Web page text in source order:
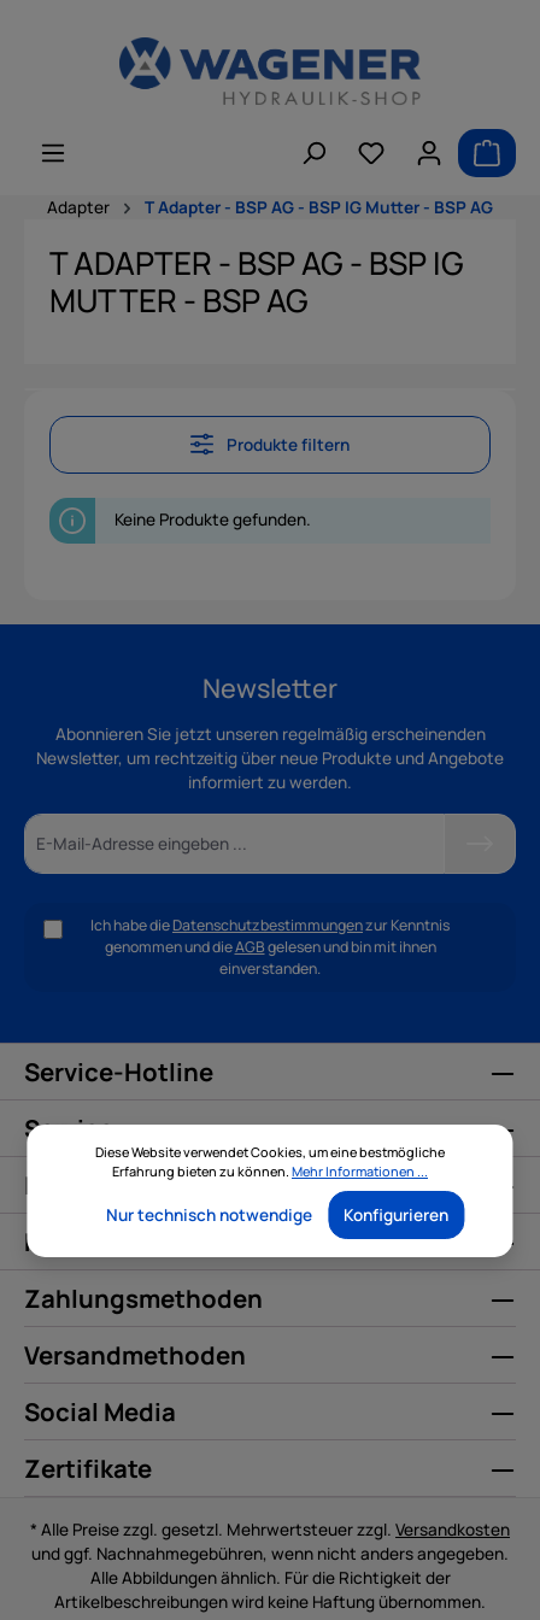
Adapter T Adapter - BSP AG - BSP IG Mutter - BSP AG
T ADAPTER - BSP AG - BSP IG
MUTTER - BSP AG
Produkte filtern
Keine Produkte gefunden.
Newsletter
Abonnieren Sie jetzt unseren regelmäßig erscheinenden
Newsletter, um rechtzeitig über neue Produkte und Angebote
informiert zu werden.
Ich habe dieDatenschutzbestimmungenzur Kenntnis
genommen und dieAGBgelesen und bin mit ihnen
einverstanden.
Service-Hotline
Service
Informationen
Kontakt
Zahlungsmethoden
Versandmethoden
Social Media
Zertifikate
* Alle Preise zzgl. gesetzl. Mehrwertsteuer zzgl. Versandkosten
und ggf. Nachnahmegebühren, wenn nicht anders angegeben.
Alle Abbildungen ähnlich. Für die Richtigkeit der
Artikelbeschreibungen wird keine Haftung übernommen.
Diese Website verwendet Cookies, um eine bestmögliche
Erfahrung bieten zu können. Mehr Informationen ...
Nur technisch notwendige Konfigurieren